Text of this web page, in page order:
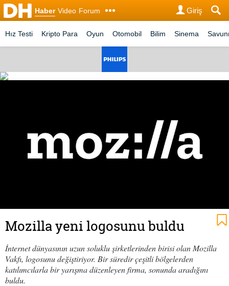
Haber Video Forum Giriş
Hız Testi Kripto Para Oyun Otomobil Bilim Sinema
Mozilla yeni logosunu buldu
İnternet dünyasının uzun soluklu şirketlerinden birisi olan Mozilla
Vakfı, logosunu değiştiriyor. Bir süredir çeşitli bölgelerden
katılımcılarla bir yarışma düzenleyen firma, sonunda aradığını
buldu.